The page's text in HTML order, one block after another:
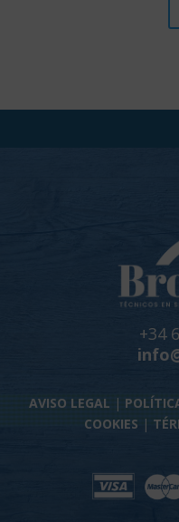
+34
AVISO LEGAL |
COOKIES |